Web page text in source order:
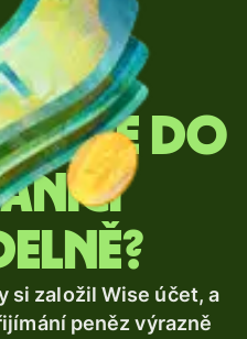
do
si založil Wise účet, a
peněz výrazně